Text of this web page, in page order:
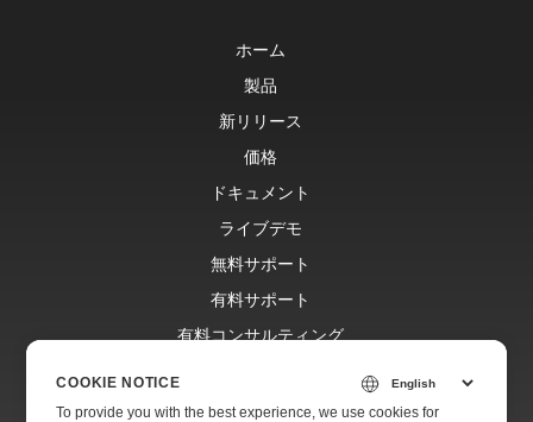
ホーム
製品
新リリース
価格
ドキュメント
ライブデモ
無料サポート
有料サポート
有料コンサルティング
ウェブサイト
COOKIE NOTICE
To provide you with the best experience, we use cookies for